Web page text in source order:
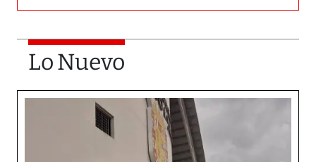
Lo Nuevo